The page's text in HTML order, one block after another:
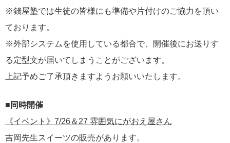
※錢屋塾では生徒の皆様にも準備や片付けのご協力を頂い
ております。
※外部システムを使用している都合で、開催後にお送りす
る定型文が届いてしまうことがございます。
上記予めご了承頂きますようお願いいたします。
■同時開催
《イベント》7/26＆27 雰囲気にがおえ屋さん
吉岡先生スイーツの販売があります。